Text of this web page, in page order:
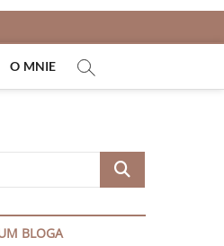
O MNIE
SZUKAJ
BLOGA